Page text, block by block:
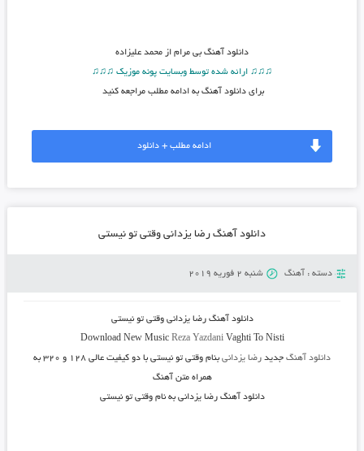
دانلود آهنگبی مرام از محمد علیزاده
♫♫♫ ارائه شده توسط وبسایت پونه موزیک ♫♫♫
برای دانلود آهنگ به ادامه مطلب مراجعه کنید
ادامه مطلب + دانلود
دانلود آهنگ رضا یزدانی وقتی تو نیستی
دسته : آهنگ شنبه 2 فوریه 2019
دانلود آهنگ رضا یزدانی وقتی تو نیستی
Download New Music Reza YazdaniVaghti To Nisti
دانلود آهنگجدید رضا یزدانیبنام وقتی تو نیستی
با دو کیفیت عالی ۱۲۸ و ۳۲۰ به
همراه متن آهنگ
دانلود آهنگ رضا یزدانی به نام وقتی تو نیستی